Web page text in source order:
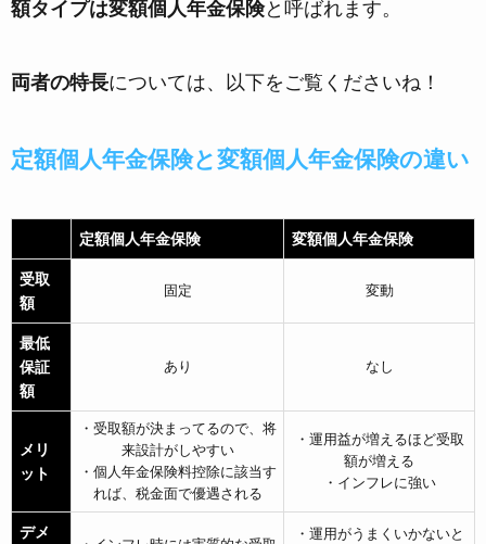
額タイプは変額個人年金保険と呼ばれます。
両者の特長については、以下をご覧くださいね！
定額個人年金保険と変額個人年金保険の違い
定額個人年金保険 変額個人年金保険
受取
額
固定 変動
最低
保証
額
あり なし
メリ
ット
・受取額が決まってるので、将
来設計がしやすい
・個人年金保険料控除に該当す
れば、税金面で優遇される
・運用益が増えるほど受取
額が増える
・インフレに強い
デメ ・運用がうまくいかないと